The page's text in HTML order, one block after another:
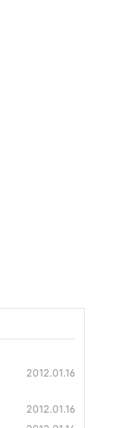
2012.01.16
2012.01.16